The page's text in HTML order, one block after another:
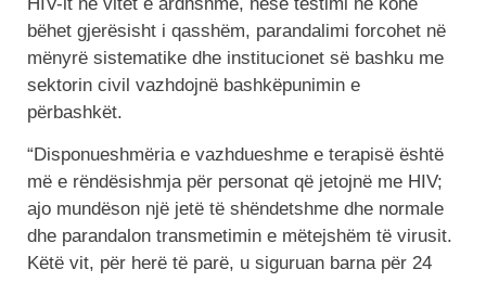
bëhet gjerësisht i qasshëm, parandalimi forcohet në
mënyrë sistematike dhe institucionet së bashku me
sektorin civil vazhdojnë bashkëpunimin e
përbashkët.
“Disponueshmëria e vazhdueshme e terapisë është
më e rëndësishmja për personat që jetojnë me HIV;
ajo mundëson një jetë të shëndetshme dhe normale
dhe parandalon transmetimin e mëtejshëm të virusit.
Këtë vit, për herë të parë, u siguruan barna për 24